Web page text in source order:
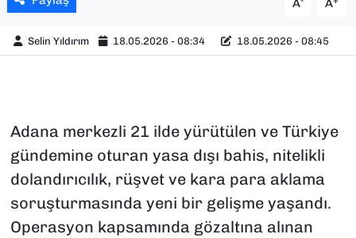
A A
Selin Yıldırım 18.05.2026 - 08:34 18.05.2026 - 08:45
Adana merkezli 21 ilde yürütülen ve Türkiye
gündemine oturan yasa dışı bahis, nitelikli
dolandırıcılık, rüşvet ve kara para aklama
soruşturmasında yeni bir gelişme yaşandı.
Operasyon kapsamında gözaltına alınan